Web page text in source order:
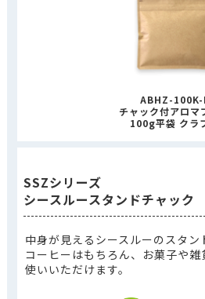
ABHZ-100K-
チャック付アロマ
100g平袋 クラ
SSZシリーズ
シースルースタンドチャック
中身が見えるシースルーのスタン
コーヒーはもちろん、お菓子や
使いいただけます。